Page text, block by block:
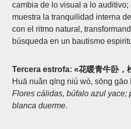
cambia de lo visual a lo
muestra la tranquilidad interna
con el ritmo natural,
búsqueda en un bautismo
Tercera estrofa: «花暖青牛卧，
Huā nuǎn qīng niú wò, sōng gāo
Flores cálidas, búfalo azul yace;
blanca duerme.